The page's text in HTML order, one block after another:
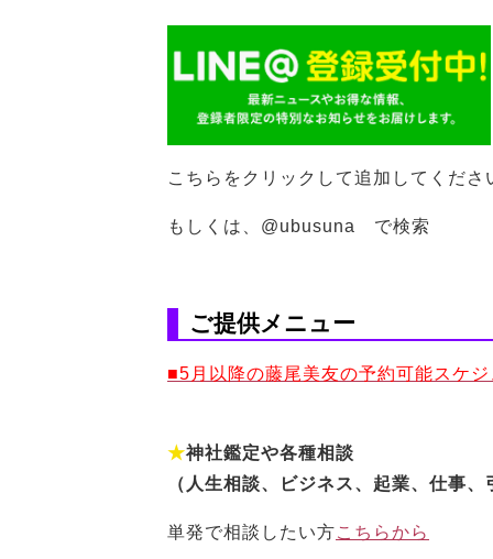
こちらをクリックして追加してくださ
もしくは、@ubusuna で検索
ご提供メニュー
■5月以降の藤尾美友の予約可能スケジ
★神社鑑定や各種相談
（人生相談、ビジネス、起業、仕事
単発で相談したい方こちらから